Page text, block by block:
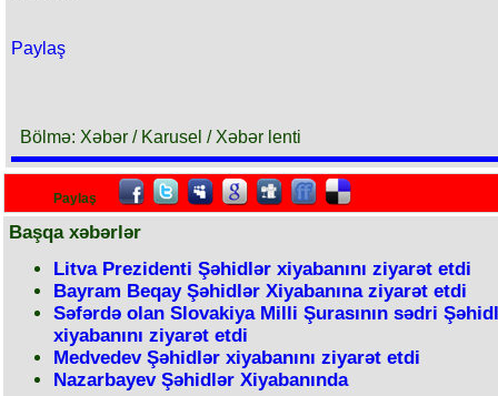
Paylaş
Bölmə: Xəbər / Karusel / Xəbər lenti
Paylaş
Başqa xəbərlər
Litva Prezidenti Şəhidlər xiyabanını ziyarət etdi
Bayram Beqay Şəhidlər Xiyabanına ziyarət etdi
Səfərdə olan Slovakiya Milli Şurasının sədri
xiyabanını ziyarət etdi
Medvedev Şəhidlər xiyabanını ziyarət etdi
Nazarbayev Şəhidlər Xiyabanında